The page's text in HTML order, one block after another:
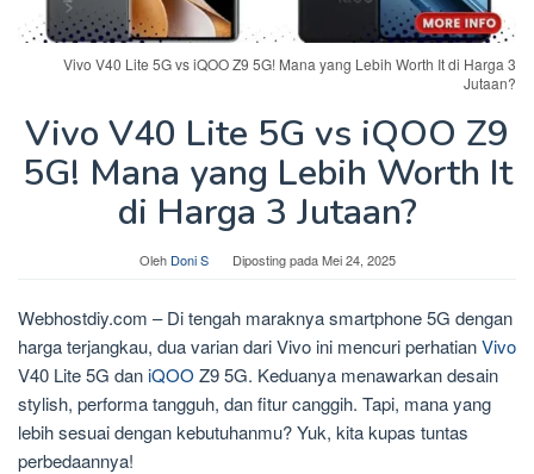
Vivo V40 Lite 5G vs iQOO Z9 5G! Mana yang Lebih Worth It di Harga 3
Jutaan?
Vivo V40 Lite 5G vs iQOO Z9
5G! Mana yang Lebih Worth It
di Harga 3 Jutaan?
Oleh Doni S Diposting padaMei 24, 2025
Webhostdiy.com – Di tengah maraknya smartphone 5G dengan
harga terjangkau, dua varian dari Vivo ini mencuri perhatianVivo
V40 Lite 5G daniQOO Z9 5G. Keduanya menawarkan desain
stylish, performa tangguh, dan fitur canggih. Tapi, mana yang
lebih sesuai dengan kebutuhanmu? Yuk, kita kupas tuntas
perbedaannya!